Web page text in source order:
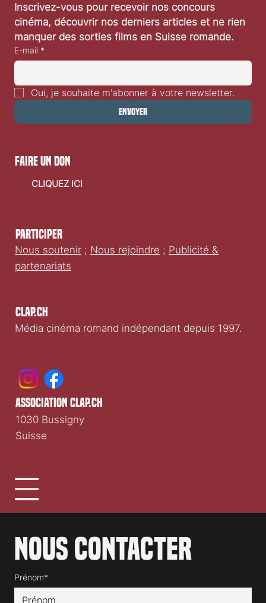
Inscrivez-vous pour recevoir nos concours
cinéma, découvrir nos derniers articles et ne rien
manquer des sorties films en Suisse romande.
E-mail *
Oui, je souhaite m'abonner à votre newsletter.
Envoyer
Clap.ch
Média cinéma romand indépendant depuis 1997.
Participer
Nous soutenir ; Nous rejoindre ; Publicité &
partenariats
Nous contacter
Prénom*
faire un don
CLIQUEZ ICI
association clap.ch
1030 Bussigny
Suisse